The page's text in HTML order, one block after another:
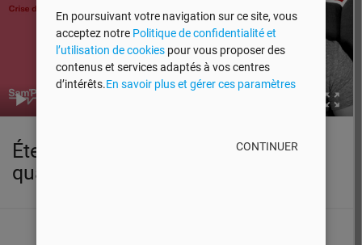
Éternels positifs || Crise de la
quarantaine #6
En poursuivant votre navigation sur ce site, vous
acceptez notre Politique de confidentialité et
l’utilisation de cookiespour vous proposer des
contenus et services adaptés à vos centres
d’intérêts.En savoir plus et gérer ces paramètres
CONTINUER